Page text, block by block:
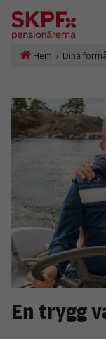
Hem / Dina
En trygg